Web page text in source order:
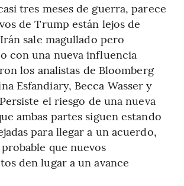
tres meses de guerra, parece
de Trump están lejos de
sale magullado pero
con una nueva influencia
los analistas de Bloomberg
Esfandiary, Becca Wasser y
el riesgo de una nueva
ambas partes siguen estando
para llegar a un acuerdo,
que nuevos
den lugar a un avance